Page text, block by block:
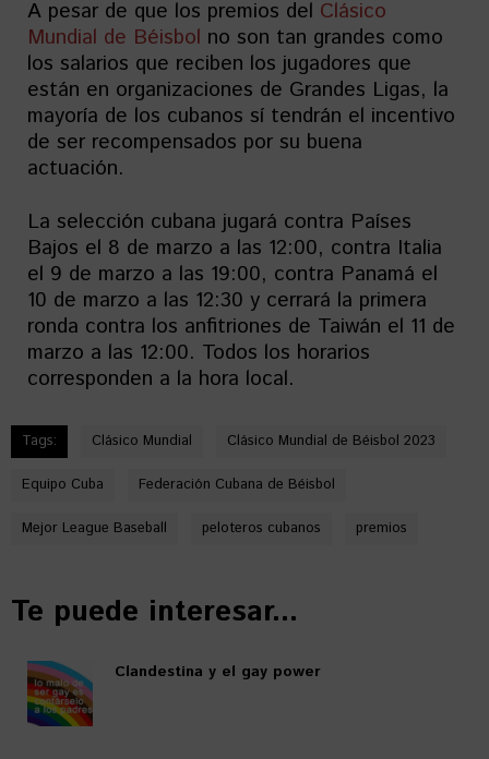
A pesar de que los premios del Clásico
Mundial de Béisbol no son tan grandes como
los salarios que reciben los jugadores que
están en organizaciones de Grandes Ligas, la
mayoría de los cubanos sí tendrán el incentivo
de ser recompensados por su buena
actuación.
La selección cubana jugará contra Países
Bajos el 8 de marzo a las 12:00, contra Italia
el 9 de marzo a las 19:00, contra Panamá el
10 de marzo a las 12:30 y cerrará la primera
ronda contra los anfitriones de Taiwán el 11 de
marzo a las 12:00. Todos los horarios
corresponden a la hora local.
Tags: Clásico Mundial Clásico Mundial de Béisbol 2023
Equipo Cuba Federación Cubana de Béisbol
Mejor League Baseball peloteros cubanos premios
Te puede interesar...
Clandestina y el gay power